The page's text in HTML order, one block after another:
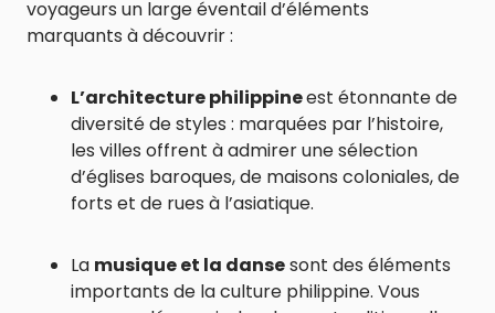
voyageurs un large éventail d’éléments
marquants à découvrir :
L’architecture philippineest étonnante de
diversité de styles : marquées par l’histoire,
les villes offrent à admirer une sélection
d’églises baroques, de maisons coloniales, de
forts et de rues à l’asiatique.
La musique et la dansesont des éléments
importants de la culture philippine. Vous